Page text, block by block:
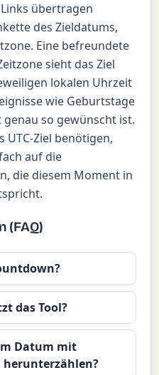
übertragen
des Zieldatums,
Eine befreundete
sieht das Ziel
lokalen Uhrzeit
wie Geburtstage
so gewünscht ist.
UTC-Ziel benötigen,
auf die
die diesem Moment in
(FAQ)
das Tool?
Datum mit